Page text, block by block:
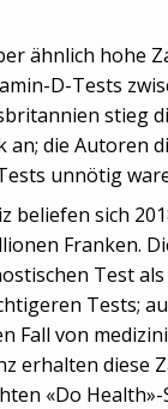
ähnlich hohe
D-Tests
stieg
an; die Autoren
unnötig
beliefen sich
Franken.
Test
Tests;
Fall von
erhalten diese
«Do Health»-